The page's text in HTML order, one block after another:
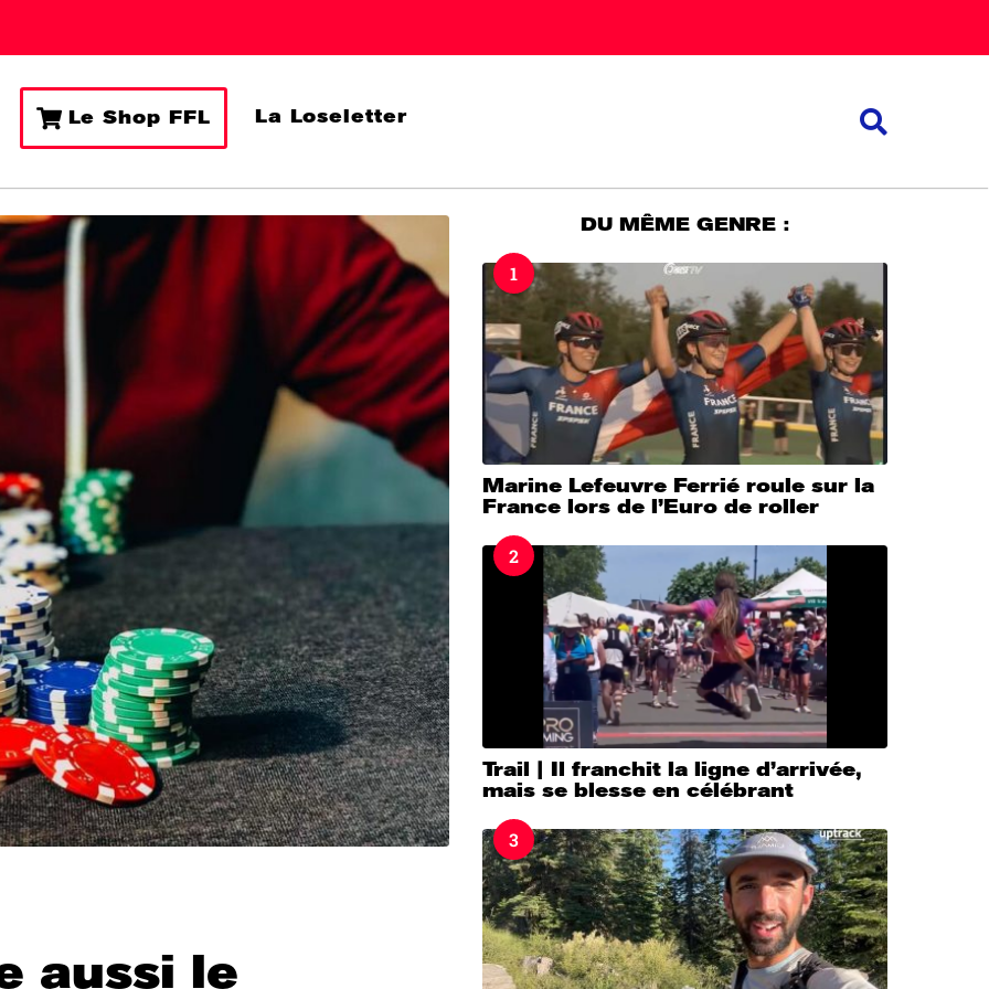
Le Shop FFL La Loseletter
aussi le
DU MÊME GENRE :
1
Marine Lefeuvre Ferrié roule sur la
France lors de l’Euro de roller
2
Trail | Il franchit la ligne d’arrivée,
mais se blesse en célébrant
3